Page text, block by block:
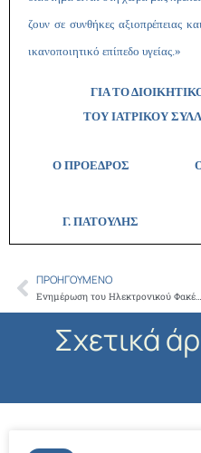
ζουν σε συνθήκες αξιοπρέπειας
ικανοποιητικό επίπεδο υγείας.»
ΓΙΑ ΤΟ
ΤΟΥ ΙΑΤΡΙΚΟΥ
Ο ΠΡΟΕΔΡΟΣ Ο
Γ. ΠΑΤΟΥΛΗΣ
Prev
ΠΡΟΗΓΟΎΜΕΝΟ
Ενημέρωση του Ηλεκτρονικού Φακέλου Ασφαλισμένου
Σχετικά